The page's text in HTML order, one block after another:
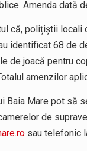
Amenda dată
că, polițiștii locali
identificat 68 de
de joacă pentru
amenzilor
Baia Mare pot să
de
sau telefonic